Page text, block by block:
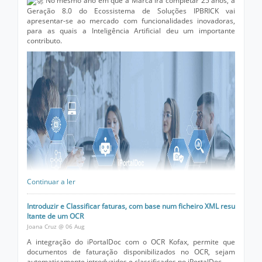
Geração 8.0 do Ecossistema de Soluções IPBRICK vai
apresentar-se ao mercado com funcionalidades inovadoras,
para as quais a Inteligência Artificial deu um importante
contributo.
A grande novidade na versão 8.0 do iPortalDoc é um
Continuar a ler
Introduzir e Classificar faturas, com base num ficheiro XML resu
ltante de um OCR
Joana Cruz @ 06 Aug
A integração do iPortalDoc com o OCR Kofax, permite que
documentos de faturação disponibilizados no OCR, sejam